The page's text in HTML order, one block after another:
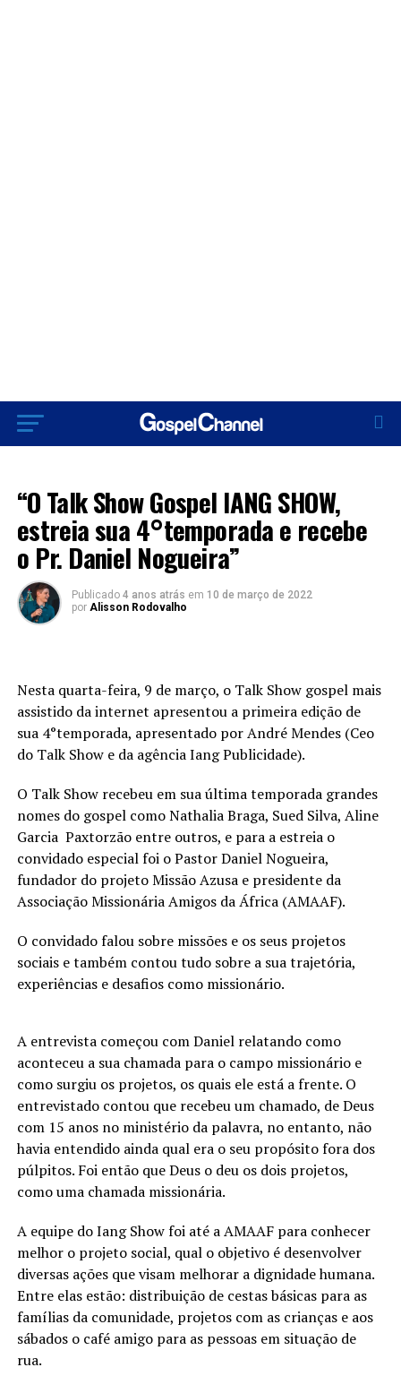
“O Talk Show Gospel IANG SHOW,
estreia sua 4°temporada e recebe
o Pr. Daniel Nogueira”
Publicado 4 anos atrás em 10 de março de 2022
por Alisson Rodovalho
Nesta quarta-feira, 9 de março, o Talk Show gospel mais
assistido da internet apresentou a primeira edição de
sua 4°temporada, apresentado por André Mendes (Ceo
do Talk Show e da agência Iang Publicidade).
O Talk Show recebeu em sua última temporada grandes
nomes do gospel como Nathalia Braga, Sued Silva, Aline
Garcia Paxtorzão entre outros, e para a estreia o
convidado especial foi o Pastor Daniel Nogueira,
fundador do projeto Missão Azusa e presidente da
Associação Missionária Amigos da África (AMAAF).
O convidado falou sobre missões e os seus projetos
sociais e também contou tudo sobre a sua trajetória,
experiências e desafios como missionário.
A entrevista começou com Daniel relatando como
aconteceu a sua chamada para o campo missionário e
como surgiu os projetos, os quais ele está a frente. O
entrevistado contou que recebeu um chamado, de Deus
com 15 anos no ministério da palavra, no entanto, não
havia entendido ainda qual era o seu propósito fora dos
púlpitos. Foi então que Deus o deu os dois projetos,
como uma chamada missionária.
A equipe do Iang Show foi até a AMAAF para conhecer
melhor o projeto social, qual o objetivo é desenvolver
diversas ações que visam melhorar a dignidade humana.
Entre elas estão: distribuição de cestas básicas para as
famílias da comunidade, projetos com as crianças e aos
sábados o café amigo para as pessoas em situação de
rua.